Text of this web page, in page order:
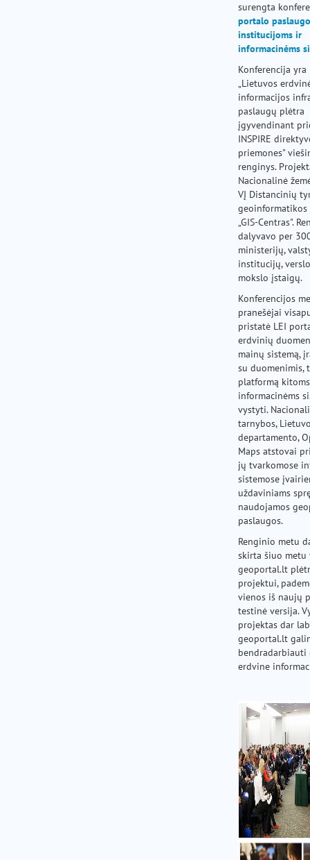
surengta
portalo
institucijoms ir
informacinėms
Konferencija
„Lietuvos
informacijos
paslaugų plėtra
įgyvendinant
INSPIRE
priemones"
renginys.
Nacionalinė
VĮ Distancinių
geoinformatikos
„GIS-Centras".
dalyvavo per
ministerijų,
institucijų,
mokslo įstaigų.
Konferencijos
pranešėjai
pristatė LEI
erdvinių
mainų sistemą,
su duomenimis,
platformą kitoms
informacinėms
vystyti.
tarnybos,
departamento,
Maps atstovai
jų tvarkomose
sistemose
uždaviniams
naudojamos
paslaugos.
Renginio metu
skirta šiuo metu
geoportal.lt
projektui,
vienos iš naujų
testinė versija.
projektas dar
geoportal.lt
bendradarbiauti
erdvine